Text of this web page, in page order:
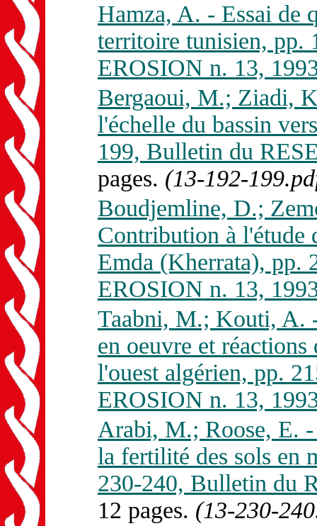
Hamza, A. - Essai de
territoire tunisien, pp.
EROSION n. 13,
Bergaoui, M.; Ziadi,
l'échelle du bassin
199, Bulletin du
pages. (13-192-
Boudjemline, D.;
Contribution à l'étude
Emda (Kherrata), pp.
EROSION n. 13,
Taabni, M.; Kouti, A.
en oeuvre et
l'ouest algérien, pp.
EROSION n. 13,
Arabi, M.; Roose, E. -
la fertilité des sols en
230-240, Bulletin du
12 pages. (13-230-